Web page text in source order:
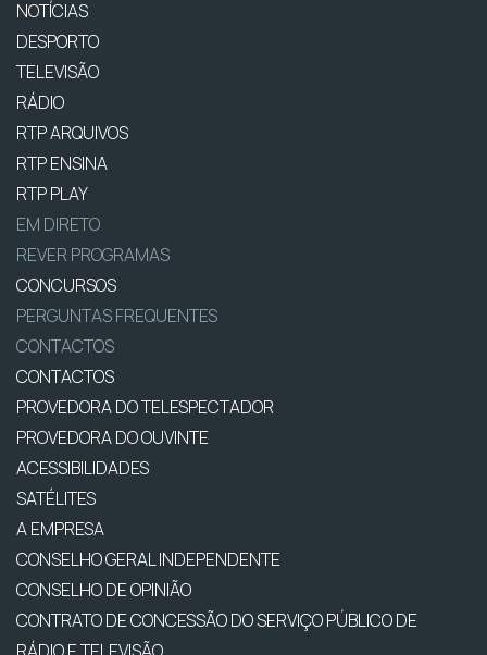
NOTÍCIAS
DESPORTO
TELEVISÃO
RÁDIO
RTP ARQUIVOS
RTP ENSINA
RTP PLAY
EM DIRETO
REVER PROGRAMAS
CONCURSOS
PERGUNTAS FREQUENTES
CONTACTOS
CONTACTOS
PROVEDORA DO TELESPECTADOR
PROVEDORA DO OUVINTE
ACESSIBILIDADES
SATÉLITES
A EMPRESA
CONSELHO GERAL INDEPENDENTE
CONSELHO DE OPINIÃO
CONTRATO DE CONCESSÃO DO SERVIÇO PÚBLICO DE